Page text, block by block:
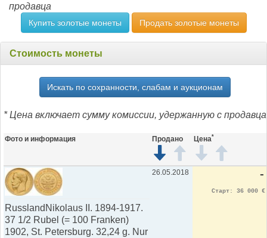
продавца
Купить золотые монеты Продать золотые монеты
Стоимость монеты
Искать по сохранности, слабам и аукционам
* Цена включает сумму комиссии, удержанную с продавца
Фото и информация Продано Цена*
RusslandNikolaus II. 1894-1917.
37 1/2 Rubel (= 100 Franken)
1902, St. Petersburg. 32,24 g. Nur
26.05.2018 -
Старт: 36 000 €